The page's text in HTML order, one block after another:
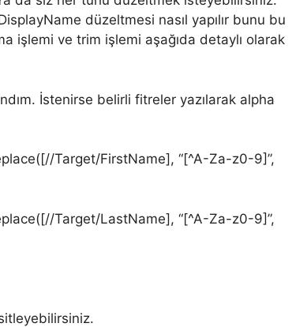
düzeltmesi nasıl yapılır bunu bu
işlemi ve trim işlemi aşağıda detaylı olarak
İstenirse belirli fitreler yazılarak alpha
Target/FirstName], “[^A-Za-z0-9]”,
Target/LastName], “[^A-Za-z0-9]”,